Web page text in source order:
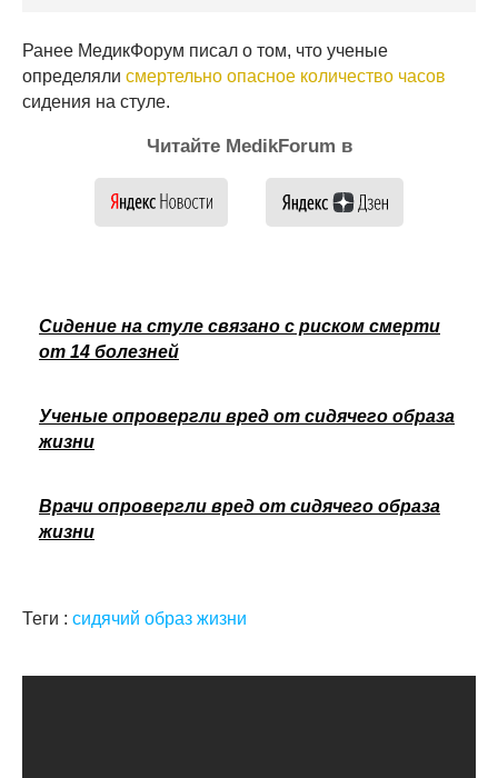
Ранее МедикФорум писал о том, что ученые
определяли смертельно опасное количество часов
сидения на стуле.
Читайте MedikForum в
Сидение на стуле связано с риском смерти
от 14 болезней
Ученые опровергли вред от сидячего образа
жизни
Врачи опровергли вред от сидячего образа
жизни
Теги : сидячий образ жизни